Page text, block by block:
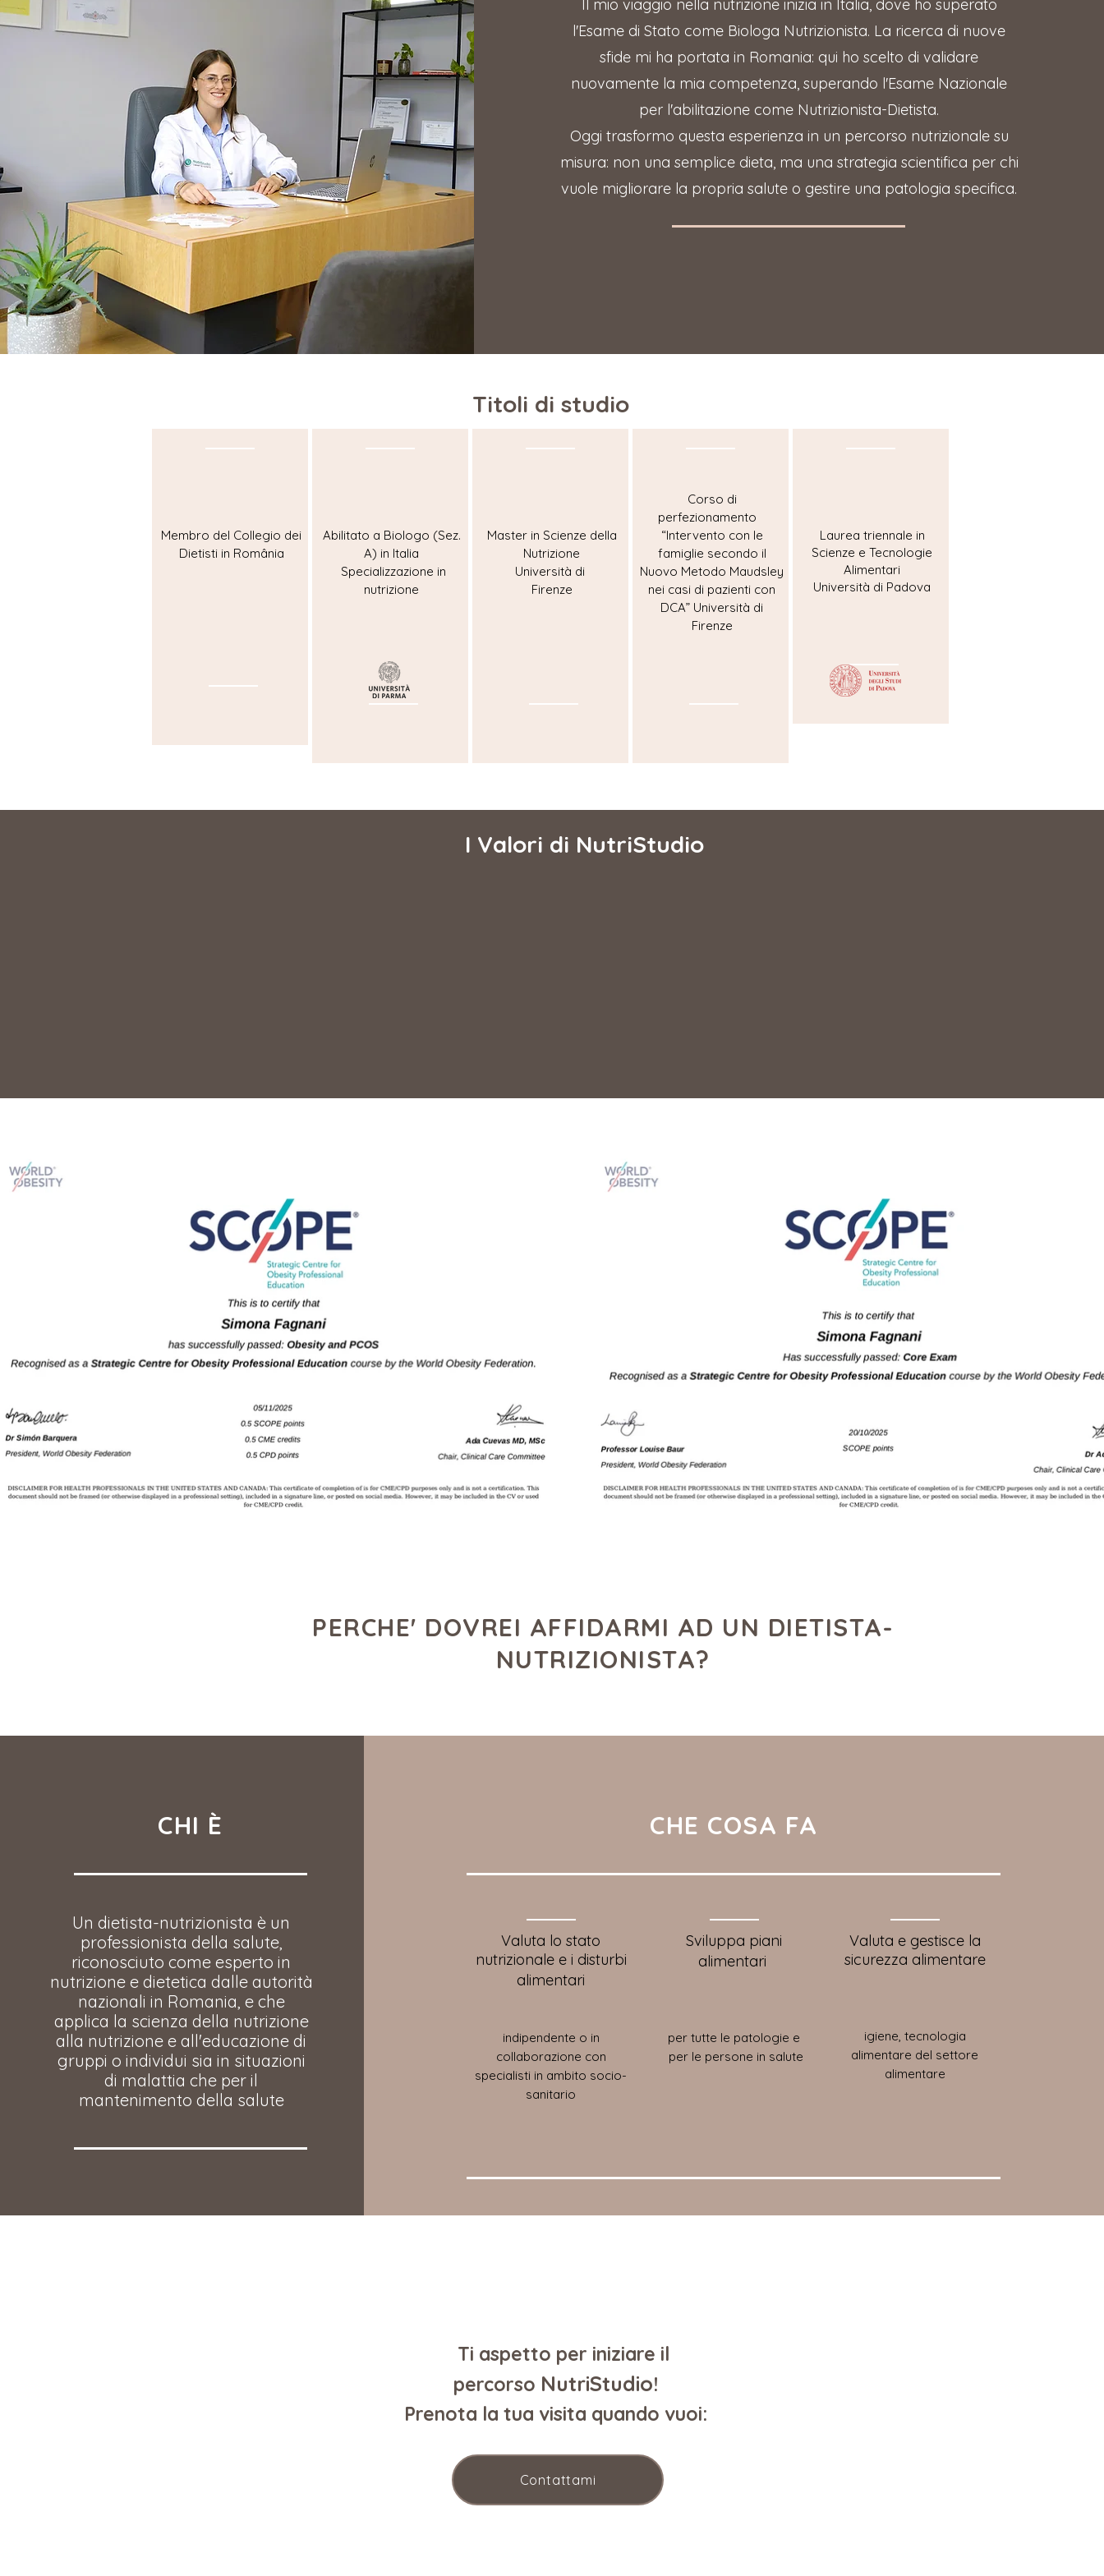
Il mio viaggio nella nutrizione inizia in Italia, dove ho superato
l'Esame di Stato come Biologa Nutrizionista. La ricerca di nuove
sfide mi ha portata in Romania: qui ho scelto di validare
nuovamente la mia competenza, superando l'Esame Nazionale
per l'abilitazione come Nutrizionista-Dietista.
Oggi trasformo questa esperienza in un percorso nutrizionale su
misura: non una semplice dieta, ma una strategia scientifica per chi
vuole migliorare la propria salute o gestire una patologia specifica.
Titoli di studio
Membro del Collegio dei
Dietisti in România
Abilitato a Biologo (Sez.
A) in Italia
Specializzazione in
nutrizione
Master in Scienze della
Nutrizione
Università di
Firenze
Corso di
perfezionamento
“Intervento con le
famiglie secondo il
Nuovo Metodo Maudsley
nei casi di pazienti con
DCA” Università di
Firenze
Laurea triennale in
Scienze e Tecnologie
Alimentari
Università di Padova
I Valori di NutriStudio
PERCHE' DOVREI AFFIDARMI AD UN DIETISTA-
NUTRIZIONISTA?
CHI È
Un dietista-nutrizionista è un
professionista della salute,
riconosciuto come esperto in
nutrizione e dietetica dalle autorità
nazionali in Romania, e che
applica la scienza della nutrizione
alla nutrizione e all'educazione di
gruppi o individui sia in situazioni
di malattia che per il
mantenimento della salute
CHE COSA FA
Valuta lo stato
nutrizionale e i disturbi
alimentari
indipendente o in
collaborazione con
specialisti in ambito socio-
sanitario
Sviluppa piani
alimentari
per tutte le patologie e
per le persone in salute
Valuta e gestisce la
sicurezza alimentare
igiene, tecnologia
alimentare del settore
alimentare
Ti aspetto per iniziare il
percorso NutriStudio!
Prenota la tua visita quando vuoi:
Contattami